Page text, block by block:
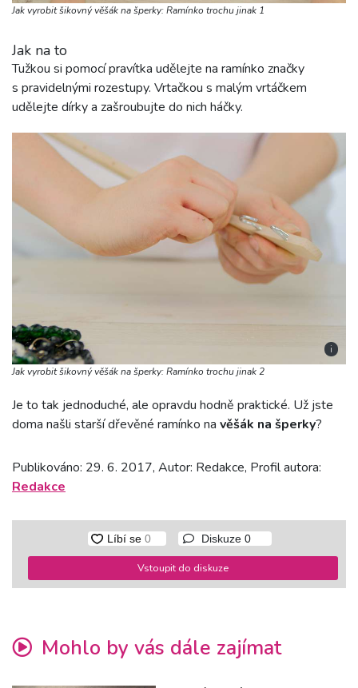
Jak vyrobit šikovný věšák na šperky: Ramínko trochu jinak 1
Jak na to
Tužkou si pomocí pravítka udělejte na ramínko značky
s pravidelnými rozestupy. Vrtačkou s malým vrtáčkem
udělejte dírky a zašroubujte do nich háčky.
i
Jak vyrobit šikovný věšák na šperky: Ramínko trochu jinak 2
Je to tak jednoduché, ale opravdu hodně praktické. Už jste
doma našli starší dřevěné ramínko na věšák na šperky?
Publikováno: 29. 6. 2017, Autor: Redakce, Profil autora:
Redakce
Diskuze 0
Vstoupit do diskuze
Mohlo by vás dále zajímat